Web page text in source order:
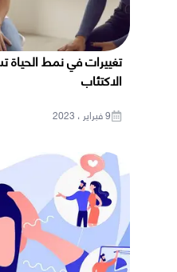
تغييرات في نمط
الاكتئاب
9 فبراير ، 2023